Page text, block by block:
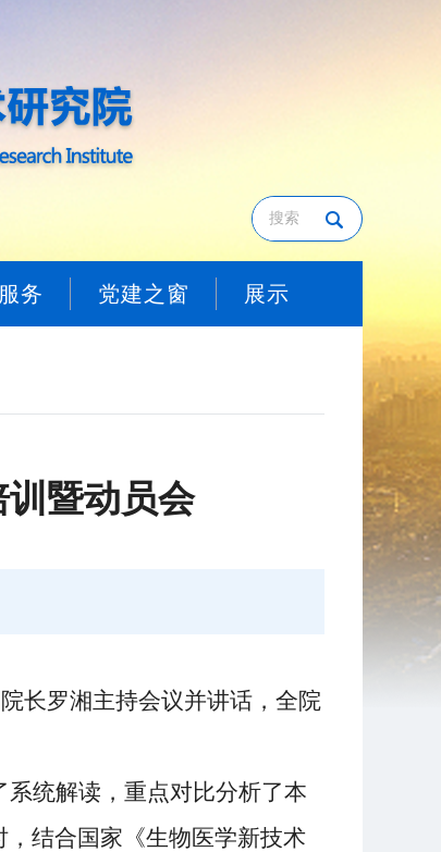
务 党建之窗 展示
暨动员会
长罗湘主持会议并讲话，全院
统解读，重点对比分析了本
，结合国家 《生物医学新技术